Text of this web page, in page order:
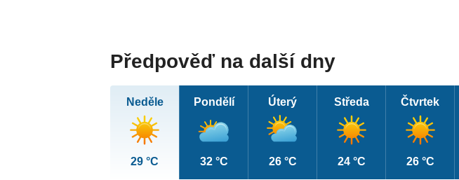
Předpověď na další dny
Neděle
29 °C
Pondělí
32 °C
Úterý
26 °C
Středa
24 °C
Čtvrtek
26 °C